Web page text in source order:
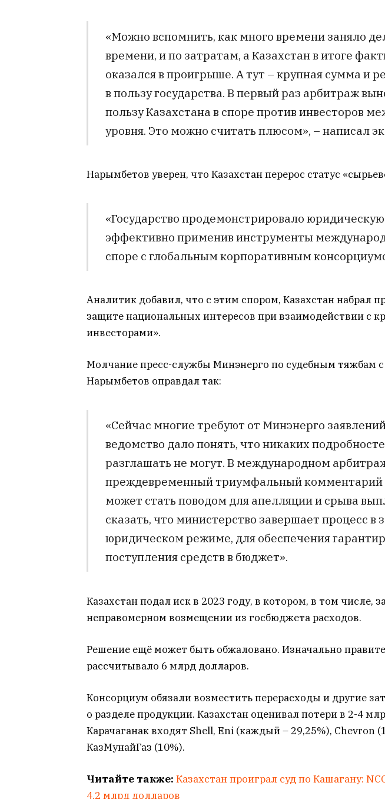
«Можно вспомнить, как много времени заняло
времени, и по затратам, а Казахстан в итоге
оказался в проигрыше. А тут – крупная сумма и
в пользу государства. В первый раз арбитраж
пользу Казахстана в споре против инвесторов
уровня. Это можно считать плюсом», – написал
Нарымбетов уверен, что Казахстан перерос статус
«Государство продемонстрировало юридическую
эффективно применив инструменты
споре с глобальным корпоративным
Аналитик добавил, что с этим спором, Казахстан набрал
защите национальных интересов при взаимодействии с
инвесторами».
Молчание пресс-службы Минэнерго по судебным тяжбам
Нарымбетов оправдал так:
«Сейчас многие требуют от Минэнерго
ведомство дало понять, что никаких
разглашать не могут. В международном
преждевременный триумфальный комментарий
может стать поводом для апелляции и срыва
сказать, что министерство завершает процесс в
юридическом режиме, для обеспечения
поступления средств в бюджет».
Казахстан подал иск в 2023 году, в котором, в том числе,
неправомерном возмещении из госбюджета расходов.
Решение ещё может быть обжаловано. Изначально
рассчитывало 6 млрд долларов.
Консорциум обязали возместить перерасходы и другие
о разделе продукции. Казахстан оценивал потери в 2-4
Карачаганак входят Shell, Eni (каждый – 29,25%), Chevron
КазМунайГаз (10%).
Читайте также: Казахстан проиграл суд по Кашагану:
4,2 млрд долларов